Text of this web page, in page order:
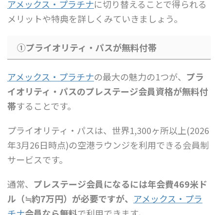
アメックス・プラチナに切り替えることで得られる
メリットや特典を詳しくみていきましょう。
①プライオリティ・パスが無料付帯
アメックス・プラチナの最大の魅力の1つが、 プラ
イオリティ・パスのプレステージ会員資格が無料付
帯することです。
プライオリティ・パスは、世界1,300ヶ所以上(2026
年3月26日時点)の空港ラウンジを利用できる会員制
サービスです。
通常、 プレステージ会員になるには年会費469米ド
ル（≒約7万円）が必要ですが、 アメックス・プラ